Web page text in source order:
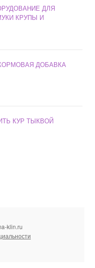
ДЛЯ
КРУПЫ И
ДОБАВКА
КУР ТЫКВОЙ
klin.ru